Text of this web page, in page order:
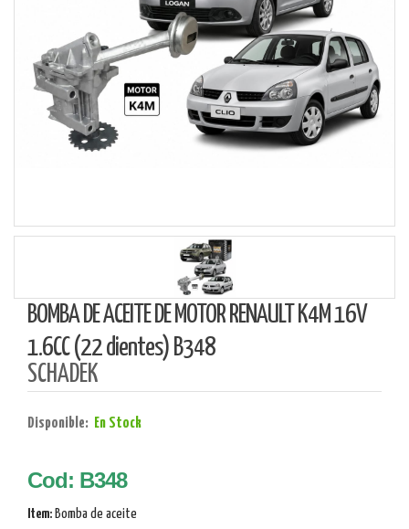
BOMBA DE ACEITE DE MOTOR RENAULT K4M 16V
1.6CC (22 dientes) B348
SCHADEK
Disponible: En Stock
Cod: B348
Item: Bomba de aceite